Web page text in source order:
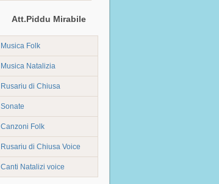
Att.Piddu Mirabile
Musica Folk
Musica Natalizia
Rusariu di Chiusa
Sonate
Canzoni Folk
Rusariu di Chiusa Voice
Canti Natalizi voice